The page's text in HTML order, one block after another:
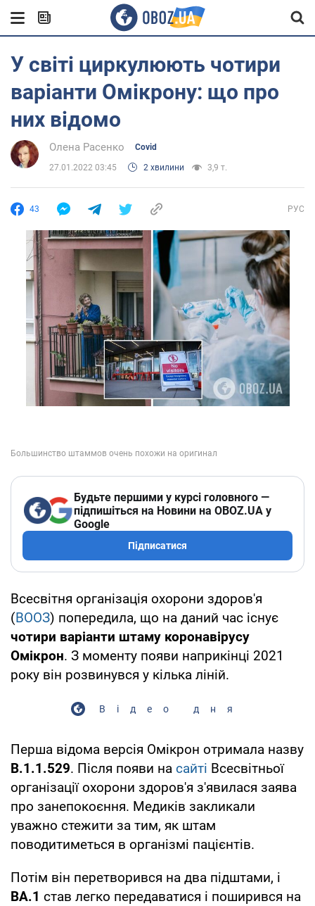
У світі циркулюють чотири
варіанти Омікрону: що про
них відомо
Олена Расенко Covid
27.01.2022 03:45 2 хвилини 3,9 т.
43 РУС
Будьте першими у курсі головного —
підпишіться на Новини на OBOZ.UA у
Google
Підписатися
Всесвітня організація охорони здоров'я
(ВООЗ) попередила, що на даний час існує
чотири варіанти штаму коронавірусу
Омікрон. З моменту появи наприкінці 2021
року він розвинувся у кілька ліній.
Відео дня
Перша відома версія Омікрон отримала назву
B.1.1.529. Після появи на сайті Всесвітньої
організації охорони здоров'я з'явилася заява
про занепокоєння. Медиків закликали
уважно стежити за тим, як штам
поводитиметься в організмі пацієнтів.
Потім він перетворився на два підштами, і
BA.1 став легко передаватися і поширився на